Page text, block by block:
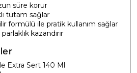
süre korur
tutam sağlar
formülü ile pratik kullanım sağlar
kazandırır
Extra Sert 140 Ml